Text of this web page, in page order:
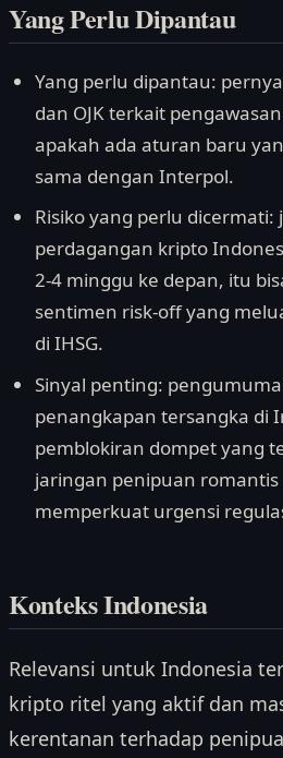
Yang Perlu Dipantau
Yang perlu dipantau:
dan OJK terkait
apakah ada aturan baru
sama dengan Interpol.
Risiko yang perlu dicermati:
perdagangan kripto
2-4 minggu ke depan, itu
sentimen risk-off yang
di IHSG.
Sinyal penting:
penangkapan tersangka di
pemblokiran dompet yang
jaringan penipuan
memperkuat urgensi
Konteks Indonesia
Relevansi untuk Indonesia
kripto ritel yang aktif dan
kerentanan terhadap